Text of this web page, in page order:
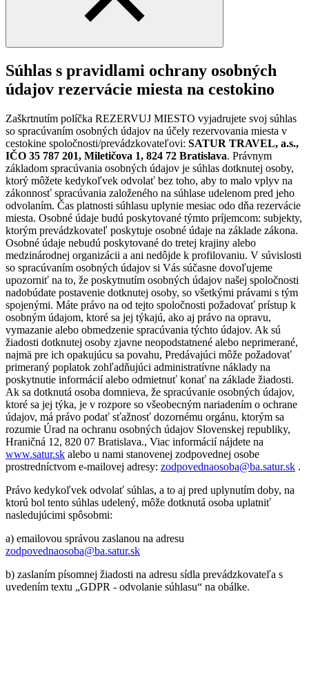
Súhlas s pravidlami ochrany osobných
údajov rezervácie miesta na cestokino
Zaškrtnutím políčka REZERVUJ MIESTO vyjadrujete svoj súhlas
so spracúvaním osobných údajov na účely rezervovania miesta v
cestokine spoločnosti/prevádzkovateľovi: SATUR TRAVEL, a.s.,
IČO 35 787 201, Miletičova 1, 824 72 Bratislava. Právnym
základom spracúvania osobných údajov je súhlas dotknutej osoby,
ktorý môžete kedykoľvek odvolať bez toho, aby to malo vplyv na
zákonnosť spracúvania založeného na súhlase udelenom pred jeho
odvolaním. Čas platnosti súhlasu uplynie mesiac odo dňa rezervácie
miesta. Osobné údaje budú poskytované týmto príjemcom: subjekty,
ktorým prevádzkovateľ poskytuje osobné údaje na základe zákona.
Osobné údaje nebudú poskytované do tretej krajiny alebo
medzinárodnej organizácii a ani nedôjde k profilovaniu. V súvislosti
so spracúvaním osobných údajov si Vás súčasne dovoľujeme
upozorniť na to, že poskytnutím osobných údajov našej spoločnosti
nadobúdate postavenie dotknutej osoby, so všetkými právami s tým
spojenými. Máte právo na od tejto spoločnosti požadovať prístup k
osobným údajom, ktoré sa jej týkajú, ako aj právo na opravu,
vymazanie alebo obmedzenie spracúvania týchto údajov. Ak sú
žiadosti dotknutej osoby zjavne neopodstatnené alebo neprimerané,
najmä pre ich opakujúcu sa povahu, Predávajúci môže požadovať
primeraný poplatok zohľadňujúci administratívne náklady na
poskytnutie informácií alebo odmietnuť konať na základe žiadosti.
Ak sa dotknutá osoba domnieva, že spracúvanie osobných údajov,
ktoré sa jej týka, je v rozpore so všeobecným nariadením o ochrane
údajov, má právo podať sťažnosť dozornému orgánu, ktorým sa
rozumie Úrad na ochranu osobných údajov Slovenskej republiky,
Hraničná 12, 820 07 Bratislava., Viac informácií nájdete na
www.satur.sk alebo u nami stanovenej zodpovednej osobe
prostredníctvom e-mailovej adresy: zodpovednaosoba@ba.satur.sk .
Právo kedykoľvek odvolať súhlas, a to aj pred uplynutím doby, na
ktorú bol tento súhlas udelený, môže dotknutá osoba uplatniť
nasledujúcimi spôsobmi:
a) emailovou správou zaslanou na adresu
zodpovednaosoba@ba.satur.sk
b) zaslaním písomnej žiadosti na adresu sídla prevádzkovateľa s
uvedením textu „GDPR - odvolanie súhlasu“ na obálke.